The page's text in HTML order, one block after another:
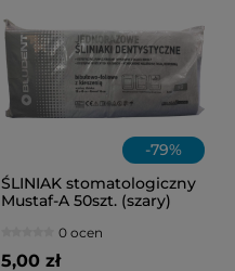
-79%
ŚLINIAK stomatologiczny
Mustaf-A 50szt. (szary)
0 ocen
5,00 zł